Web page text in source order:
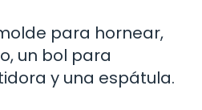
para hornear,
un bol para
y una espátula.